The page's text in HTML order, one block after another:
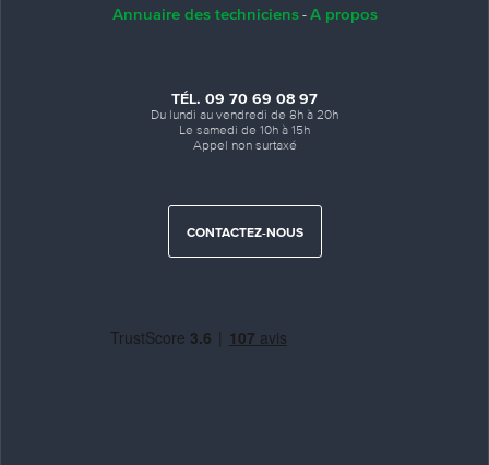
Annuaire des techniciens- A propos
TÉL. 09 70 69 08 97
Du lundi au vendredi de 8h à 20h
Le samedi de 10h à 15h
Appel non surtaxé
CONTACTEZ-NOUS